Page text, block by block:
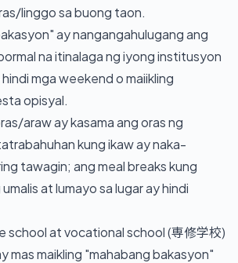
linggo sa buong taon.
ay nangangahulugang ang
na itinalaga ng iyong institusyon
mga weekend o maiikling
opisyal.
araw ay kasama ang oras ng
kung ikaw ay naka-
tawagin; ang meal breaks kung
at lumayo sa lugar ay hindi
school at vocational school (専修学校)
mas maikling "mahabang bakasyon"